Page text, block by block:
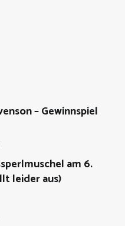
– Gewinnspiel
am 6.
leider aus)